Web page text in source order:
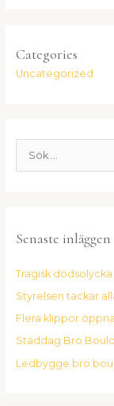
Categories
Uncategorized
f
e
r
:
Senaste inläggen
Tragisk
Styrelsen tackar
Flera klippor
Städdag Bro
Ledbygge bro